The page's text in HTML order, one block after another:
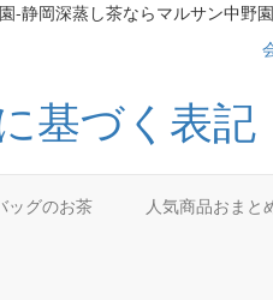
-静岡深蒸し茶ならマルサン中野園
ッグのお茶 人気商品おまと